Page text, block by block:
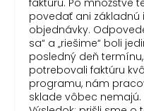
povedať ani
objednávky.
sa“ a „riešime“ boli
posledný deň
potrebovali faktúru
programu, nám
sklade vôbec